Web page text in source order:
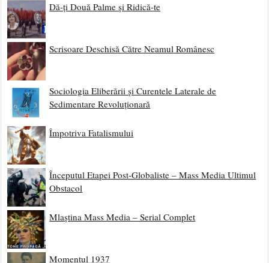
Dă-ți Două Palme și Ridică-te
Scrisoare Deschisă Către Neamul Românesc
Sociologia Eliberării și Curentele Laterale de
Sedimentare Revoluționară
Împotriva Fatalismului
Începutul Etapei Post-Globaliste – Mass Media Ultimul
Obstacol
Mlaștina Mass Media – Serial Complet
Momentul 1937